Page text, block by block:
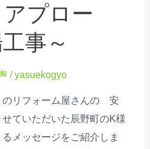
プロー
事～
/yasuekogyo
のリフォーム屋さんの 安
ていただいた辰野町のK様
メッセージをご紹介しま